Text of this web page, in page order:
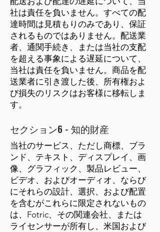
社は責任を負いません。すべての配
達時間は見積もりのみであり、保証
されるものではありません。配送業
者、通関手続き、または当社の支配
を超える事象による遅延について、
当社は責任を負いません。商品を配
送業者に引き渡した後、所有権およ
び損失のリスクはお客様に移転しま
す。
セクション6 - 知的財産
当社のサービス、ただし商標、ブラ
ンド、テキスト、ディスプレイ、画
像、グラフィック、製品レビュー、
ビデオ、およびオーディオ、ならび
にそれらの設計、選択、および配置
を含むがこれらに限定されないもの
は、Fotric、その関連会社、または
ライセンサーが所有し、米国および